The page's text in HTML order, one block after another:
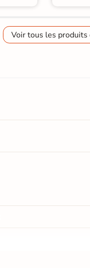
Voir tous les produits